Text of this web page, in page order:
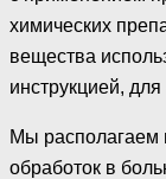
химических
вещества
инструкцией,
Мы располагаем
обработок в